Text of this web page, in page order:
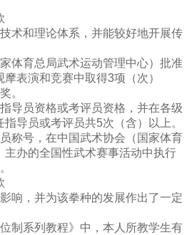
术和理论体系，并能较好地开展传
体育总局武术运动管理中心）批准
表演和竞赛中取得3项（次）
。
导员资格或考评员资格，并在各级
导员或考评员共5次（含）以上。
称号，在中国武术协会（国家体育
主办的全国性武术赛事活动中执行
响，并为该拳种的发展作出了一定
制系列教程》中，本人所教学生有